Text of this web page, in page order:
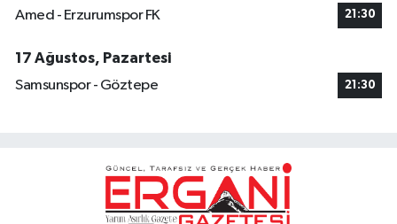
Amed - Erzurumspor FK 21:30
17 Ağustos, Pazartesi
Samsunspor - Göztepe
21:30